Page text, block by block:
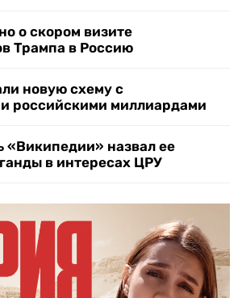
о скором визите
Трампа в Россию
новую схему с
российскими миллиардами
«Википедии» назвал ее
в интересах ЦРУ